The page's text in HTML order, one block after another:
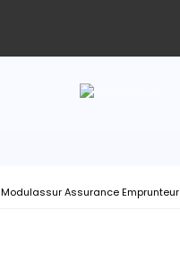
Modulassur Assurance Emprunteur